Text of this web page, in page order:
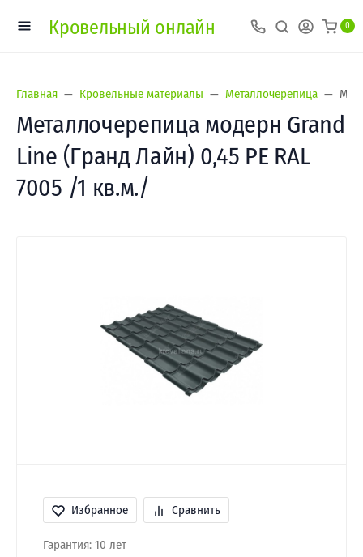
Кровельный онлайн 0
Главная Кровельные материалы Металлочерепица
Металлочерепица модерн Grand
Line (Гранд Лайн) 0,45 PE RAL
7005 /1 кв.м./
Избранное Сравнить
Гарантия: 10 лет